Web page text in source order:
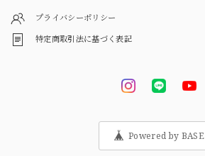
プライバシーポリシー
特定商取引法に基づく表記
Powered by BASE